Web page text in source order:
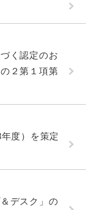
く認定のお
２第１項第
度）を策定
デスク」の